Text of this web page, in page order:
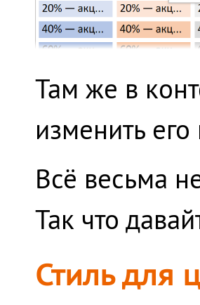
Там же в
изменить
Всё весьма
Так что
Стиль для